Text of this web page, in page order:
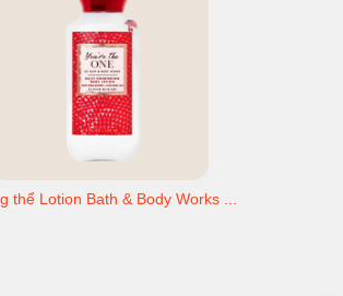
thể Lotion Bath & Body Works ...